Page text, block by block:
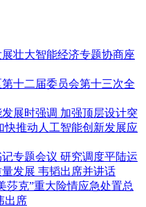
壮大智能经济专题协商座
十二届委员会第十三次全
展时强调 加强顶层设计突
快推动人工智能创新发展应
专题会议 研究调度平陆运
发展 韦韬出席并讲话
莎克”重大险情应急处置总
出席